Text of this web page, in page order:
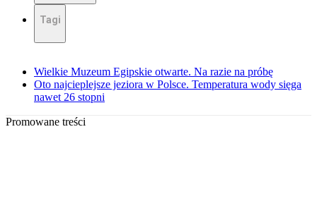
Tagi
Wielkie Muzeum Egipskie otwarte. Na razie na próbę
Oto najcieplejsze jeziora w Polsce. Temperatura wody sięga
nawet 26 stopni
Promowane treści